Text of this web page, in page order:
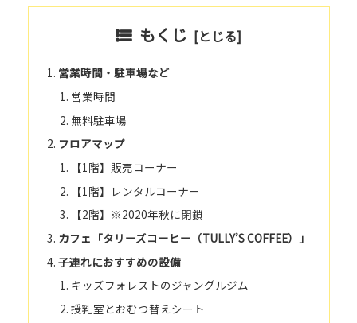
もくじ
営業時間・駐車場など
営業時間
無料駐車場
フロアマップ
【1階】販売コーナー
【1階】レンタルコーナー
【2階】※2020年秋に閉鎖
カフェ「タリーズコーヒー（TULLY’S COFFEE）」
子連れにおすすめの設備
キッズフォレストのジャングルジム
授乳室とおむつ替えシート